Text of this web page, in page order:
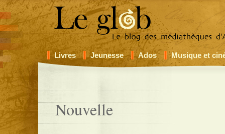
Livres Jeunesse Ados Musique et
Nouvelle